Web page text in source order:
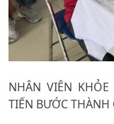
NHÂN VIÊN
TIẾN BƯỚC THÀNH